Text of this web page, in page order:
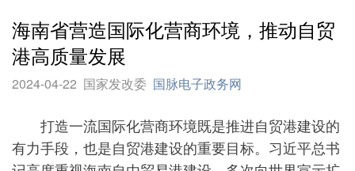
海南省营造国际化营商环境，推动自贸
港高质量发展
2024-04-22 国家发改委 国脉电子政务网
打造一流国际化营商环境既是推进自贸港建设的
有力手段，也是自贸港建设的重要目标。习近平总书